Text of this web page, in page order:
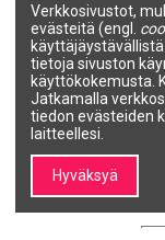
BIO CORALL
Korallilevähiusöljy,
uudistava 500ml
HANTESIS
HBIOOIL500-V
23,70 € 33,86 €
Lisää
Verkkosivustot,
evästeitä (engl.
tietoja sivuston
käyttökokemusta.
Jatkamalla
tiedon evästeiden
laitteellesi.
Hyväksyä